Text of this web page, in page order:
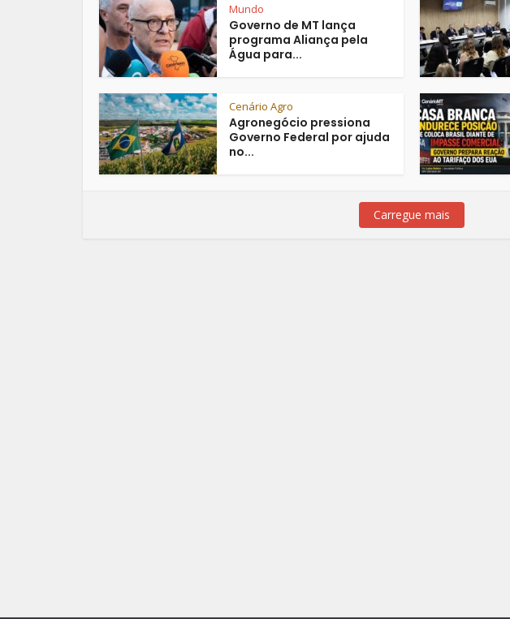
Mundo
Governo de MT lança
programa Aliança pela
Água para...
Cenário Agro
Agronegócio pressiona
Governo Federal por ajuda
no...
Carregue mais